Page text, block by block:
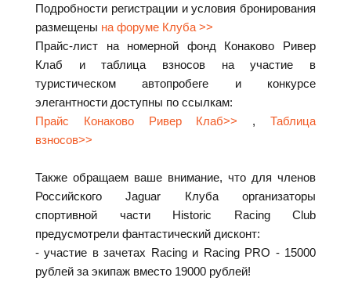
Подробности регистрации и условия бронирования
размещены на форуме Клуба >>
Прайс-лист на номерной фонд Конаково Ривер
Клаб и таблица взносов на участие в
туристическом автопробеге и конкурсе
элегантности доступны по ссылкам:
Прайс Конаково Ривер Клаб>> ,Таблица
взносов>>
Также обращаем ваше внимание, что для членов
Российского Jaguar Клуба организаторы
спортивной части Historic Racing Club
предусмотрели фантастический дисконт:
- участие в зачетах Racing и Racing PRO - 15000
рублей за экипаж вместо 19000 рублей!